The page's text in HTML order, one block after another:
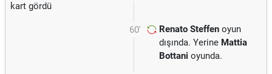
kart gördü
60' Renato Steffen oyun
dışında. Yerine Mattia
Bottani oyunda.